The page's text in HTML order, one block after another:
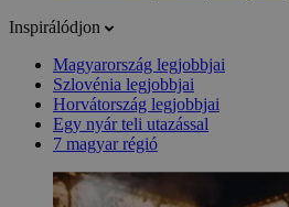
Inspirálódjon
Magyarország legjobbjai
Szlovénia legjobbjai
Horvátország legjobbjai
Egy nyár teli utazással
7 magyar régió